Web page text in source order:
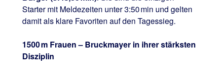
Starter mit Meldezeiten unter 3:50 min und gelten
damit als klare Favoriten auf den Tagessieg.
1500 m Frauen – Bruckmayer in ihrer stärksten
Disziplin